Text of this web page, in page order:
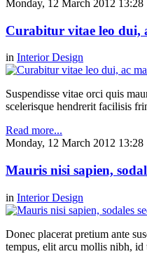
Monday, 12 March 2012 13:28
Curabitur vitae leo dui,
in Interior Design
Suspendisse vitae orci quis
scelerisque hendrerit facilisis
Read more...
Monday, 12 March 2012 13:28
Mauris nisi sapien,
in Interior Design
Donec placerat pretium ante
tempus, elit arcu mollis nibh, id